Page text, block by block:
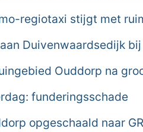
regiotaxi stijgt met
Duivenwaardsedijk
Ouddorp na
funderingsschade
opgeschaald naar